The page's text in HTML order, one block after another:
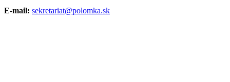
E-mail: sekretariat@polomka.sk